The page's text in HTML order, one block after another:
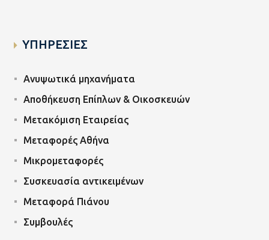
ΥΠΗΡΕΣΙΕΣ
Ανυψωτικά μηχανήματα
Αποθήκευση Επίπλων & Οικοσκευών
Μετακόμιση Εταιρείας
Μεταφορές Αθήνα
Μικρομεταφορές
Συσκευασία αντικειμένων
Μεταφορά Πιάνου
Συμβουλές